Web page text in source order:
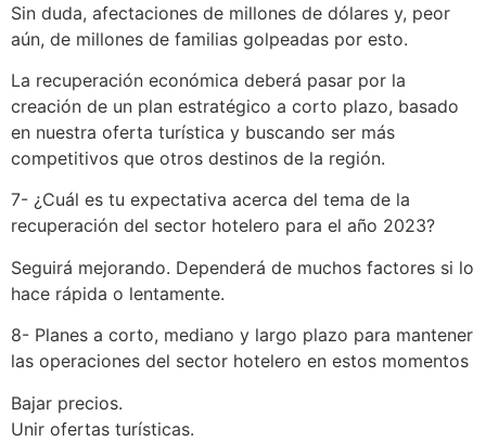
Sin duda, afectaciones de millones de dólares y, peor
aún, de millones de familias golpeadas por esto.
La recuperación económica deberá pasar por la
creación de un plan estratégico a corto plazo, basado
en nuestra oferta turística y buscando ser más
competitivos que otros destinos de la región.
7- ¿Cuál es tu expectativa acerca del tema de la
recuperación del sector hotelero para el año 2023?
Seguirá mejorando. Dependerá de muchos factores si lo
hace rápida o lentamente.
8- Planes a corto, mediano y largo plazo para mantener
las operaciones del sector hotelero en estos momentos
Bajar precios.
Unir ofertas turísticas.